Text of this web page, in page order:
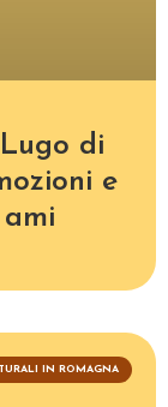
di
e
IN ROMAGNA